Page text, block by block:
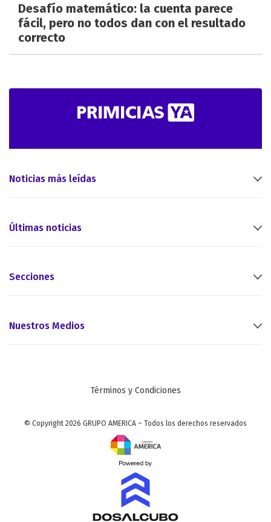
Desafío matemático: la cuenta parece
fácil, pero no todos dan con el resultado
correcto
Noticias más leídas
Últimas noticias
Secciones
Nuestros Medios
Términos y Condiciones
© Copyright 2026 GRUPO AMERICA – Todos los derechos reservados